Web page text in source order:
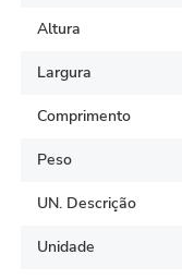
Altura
Largura
Comprimento
Peso
UN. Descrição
Unidade